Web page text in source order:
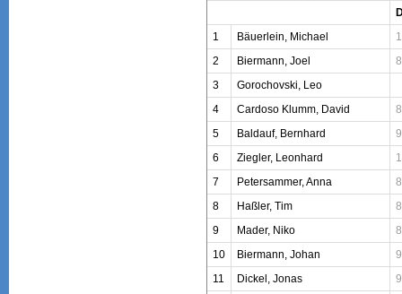
1
Bäuerlein, Michael
2
Biermann, Joel
3
Gorochovski, Leo
4
Cardoso Klumm, David
5
Baldauf, Bernhard
6
Ziegler, Leonhard
7
Petersammer, Anna
8
Haßler, Tim
9
Mader, Niko
10
Biermann, Johan
11
Dickel, Jonas